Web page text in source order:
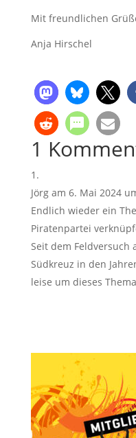
Mit freundlichen
Anja Hirschel
1
Jörg am 6. Mai 2024
Endlich wieder ein
Piratenpartei
Seit dem Feldversuch
Südkreuz in den
leise um dieses